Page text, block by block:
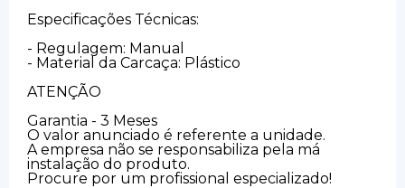
Especificações Técnicas:
- Regulagem: Manual
- Material da Carcaça: Plástico
ATENÇÃO
Garantia - 3 Meses
O valor anunciado é referente a unidade.
A empresa não se responsabiliza pela má
instalação do produto.
Procure por um profissional especializado!